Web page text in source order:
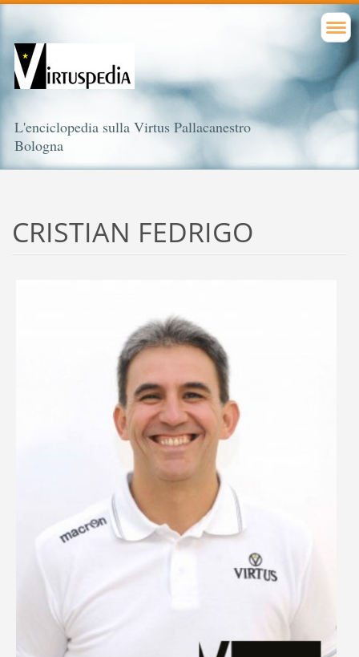
L'enciclopedia sulla Virtus Pallacanestro
Bologna
CRISTIAN FEDRIGO